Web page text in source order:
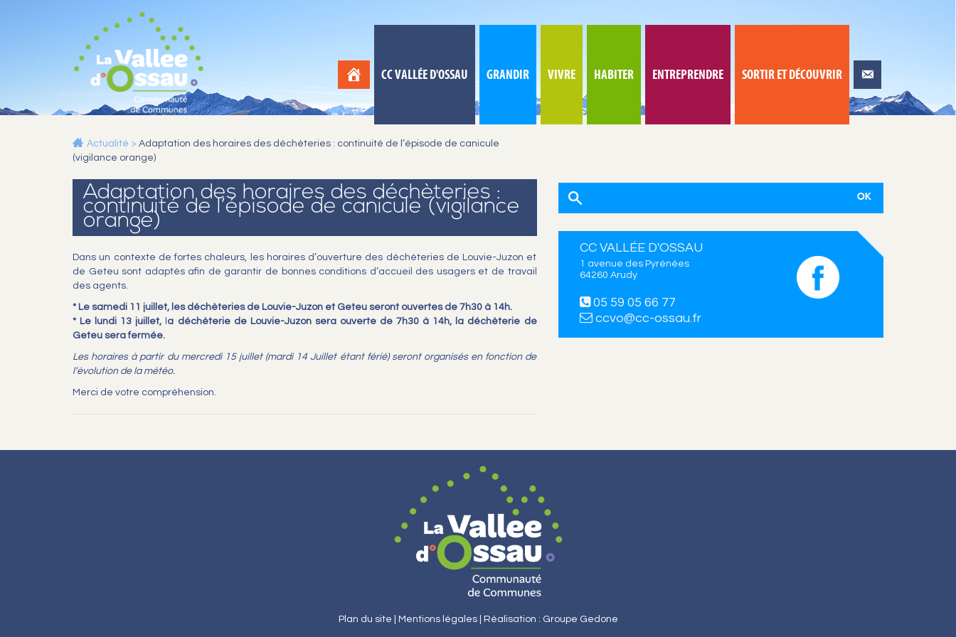
CC VALLÉE D'OSSAU GRANDIR VIVRE HABITER ENTREPRENDRE SORTIR ET DÉCOUVRIR
Actualité > Adaptation des horaires des déchèteries : continuité de l’épisode de canicule
(vigilance orange)
Adaptation des horaires des déchèteries :
continuité de l’épisode de canicule (vigilance
orange)
Dans un contexte de fortes chaleurs, les horaires d’ouverture des déchèteries de Louvie-Juzon et
de Geteu sont adaptés afin de garantir de bonnes conditions d’accueil des usagers et de travail
des agents.
* Le samedi 11 juillet, les déchèteries de Louvie-Juzon et Geteu seront ouvertes de 7h30 à 14h.
* Le lundi 13 juillet,
a déchèterie de Louvie-Juzon sera ouverte de 7h30 à 14h, l a déchèterie de
Geteu sera fermée.
L es horaires à partir du mercredi 15 juillet (mardi 14 Juillet étant férié) seront organisés en fonction de
l’évolution de la météo.
Merci de votre compréhension.
CC VALLÉE D'OSSAU
1 avenue des Pyrénées
64260 Arudy
05 59 05 66 77
ccvo@cc-ossau.fr
Plan du site | Mentions légales | Réalisation : Groupe Gedone